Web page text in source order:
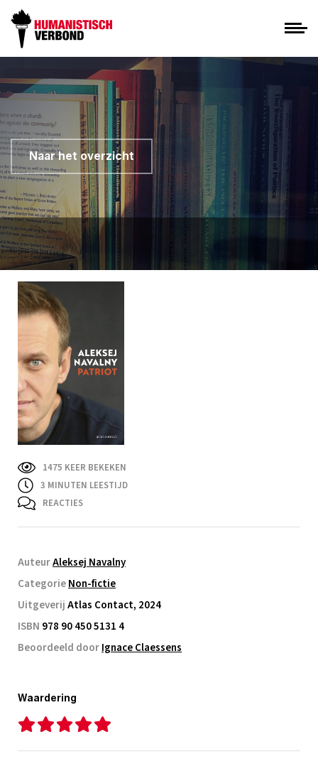
Naar het overzicht
1475 KEER BEKEKEN
3 MINUTEN LEESTIJD
REACTIES
AuteurAleksej Navalny
CategorieNon-fictie
UitgeverijAtlas Contact, 2024
ISBN 978 90 450 5131 4
Beoordeeld doorIgnace Claessens
Waardering